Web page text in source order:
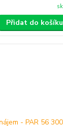
Přidat do košíku